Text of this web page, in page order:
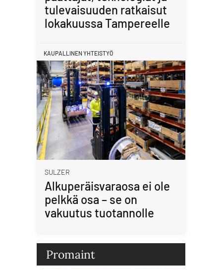
tulevaisuuden ratkaisut
lokakuussa Tampereelle
KAUPALLINEN YHTEISTYÖ
SULZER
Alkuperäisvaraosa ei ole
pelkkä osa – se on
vakuutus tuotannolle
Promaint